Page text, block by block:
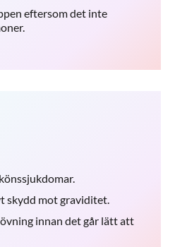
eftersom det inte
skydd mot graviditet.
innan det går lätt att